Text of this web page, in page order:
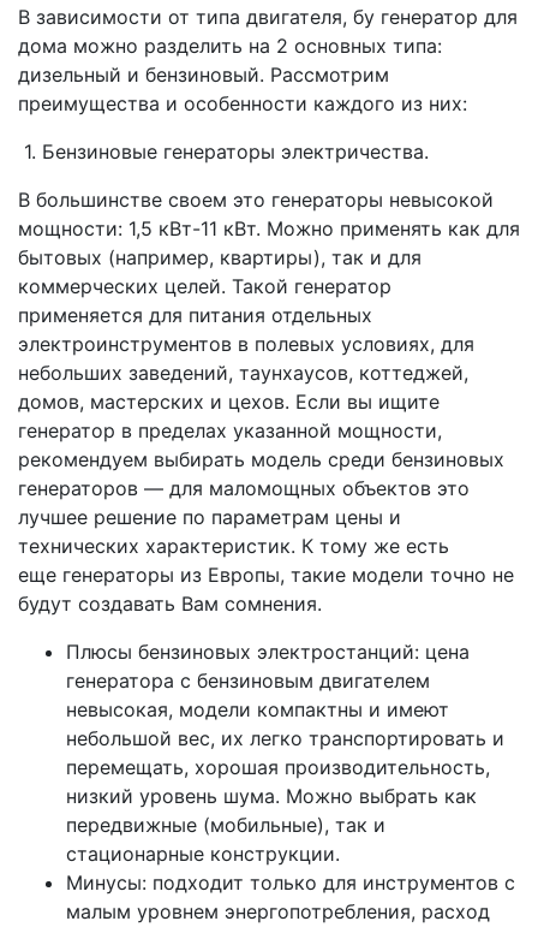
В зависимости от типа двигателя, бу генератор для
дома можно разделить на 2 основных типа:
дизельный и бензиновый. Рассмотрим
преимущества и особенности каждого из них:
1. Бензиновые генераторы электричества.
В большинстве своем это генераторы невысокой
мощности: 1,5 кВт-11 кВт. Можно применять как для
бытовых (например, квартиры), так и для
коммерческих целей. Такой генератор
применяется для питания отдельных
электроинструментов в полевых условиях, для
небольших заведений, таунхаусов, коттеджей,
домов, мастерских и цехов. Если вы ищите
генератор в пределах указанной мощности,
рекомендуем выбирать модель среди бензиновых
генераторов — для маломощных объектов это
лучшее решение по параметрам цены и
технических характеристик. К тому же есть
еще генераторы из Европы, такие модели точно не
будут создавать Вам сомнения.
Плюсы бензиновых электростанций: цена
генератора с бензиновым двигателем
невысокая, модели компактны и имеют
небольшой вес, их легко транспортировать и
перемещать, хорошая производительность,
низкий уровень шума. Можно выбрать как
передвижные (мобильные), так и
стационарные конструкции.
Минусы: подходит только для инструментов с
малым уровнем энергопотребления, расход